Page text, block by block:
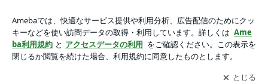
アプリをダウンロードして ブログの更新通知
を受け取りまし
ょう。
開く